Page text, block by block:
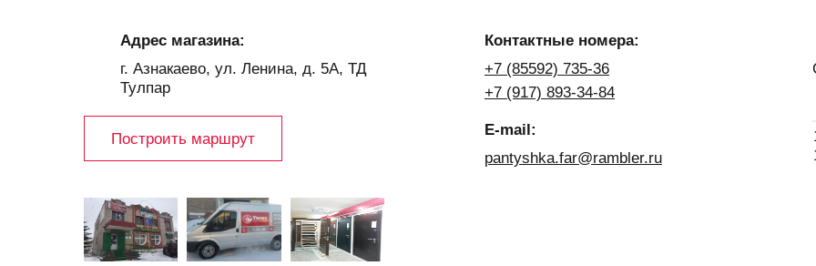
Адрес магазина:
г. Азнакаево, ул. Ленина, д. 5А, ТД
Тулпар
Построить маршрут
Контактные номера:
+7 (85592) 735-36
+7 (917) 893-34-84
E-mail:
pantyshka.far@rambler.ru